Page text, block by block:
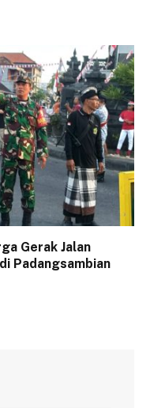
Gerak Jalan
Padangsambian